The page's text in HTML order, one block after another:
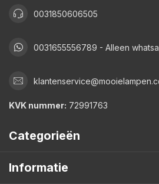
0031850606505
0031655556789 - Alleen
KVK nummer: 72991763
Categorieën
Informatie